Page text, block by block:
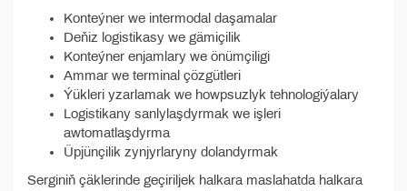
Konteýner we intermodal daşamalar
Deňiz logistikasy we gämiçilik
Konteýner enjamlary we önümçiligi
Ammar we terminal çözgütleri
Ýükleri yzarlamak we howpsuzlyk tehnologiýalary
Logistikany sanlylaşdyrmak we işleri
awtomatlaşdyrma
Üpjünçilik zynjyrlaryny dolandyrmak
Serginiň çäklerinde geçiriljek halkara maslahatda halkara